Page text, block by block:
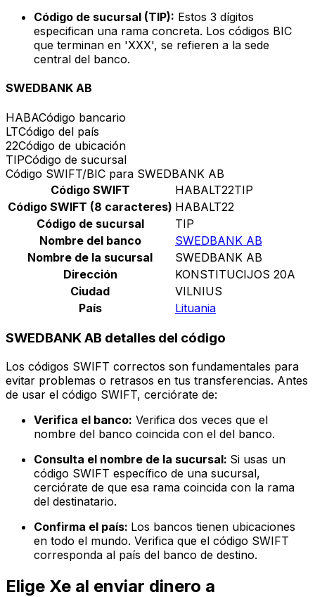
Código de sucursal (TIP): Estos 3 dígitos
especifican una rama concreta. Los códigos BIC
que terminan en 'XXX', se refieren a la sede
central del banco.
SWEDBANK AB
HABACódigo bancario
LTCódigo del país
22Código de ubicación
TIPCódigo de sucursal
Código SWIFT/BIC para SWEDBANK AB
Código SWIFT
HABALT22TIP
Código SWIFT (8 caracteres) HABALT22
Código de sucursal
TIP
Nombre del banco
SWEDBANK AB
Nombre de la sucursal
SWEDBANK AB
Dirección
KONSTITUCIJOS 20A
Ciudad
VILNIUS
País
Lituania
SWEDBANK AB detalles del código
Los códigos SWIFT correctos son fundamentales para
evitar problemas o retrasos en tus transferencias. Antes
de usar el código SWIFT, cerciórate de:
Verifica el banco: Verifica dos veces que el
nombre del banco coincida con el del banco.
Consulta el nombre de la sucursal: Si usas un
código SWIFT específico de una sucursal,
cerciórate de que esa rama coincida con la rama
del destinatario.
Confirma el país: Los bancos tienen ubicaciones
en todo el mundo. Verifica que el código SWIFT
corresponda al país del banco de destino.
Elige Xe al enviar dinero a